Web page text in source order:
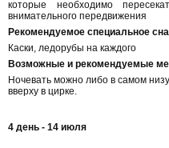
которые необходимо
внимательного передвижения
Рекомендуемое специальное
Каски, ледорубы на каждого
Возможные и рекомендуемые
Ночевать можно либо в самом
вверху в цирке.
4 день - 14 июля